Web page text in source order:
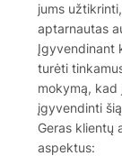
jums
aptarnautas
Įgyvendinant
turėti
mokymą, kad
įgyvendinti
Geras klientų
aspektus: